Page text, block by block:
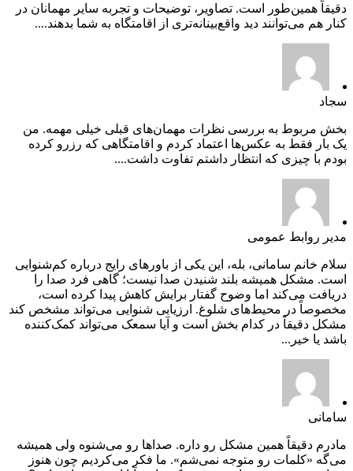
دقیقاً همین‌طور است. تصاویر، توضیحات و تجربه سایر مهمانان در
کنار هم می‌توانند دید واقع‌بینانه‌تری از اقامتگاه به شما بدهند....
سجاد
بخش مربوط به بررسی نظرات مهمان‌های قبلی خیلی مهمه. من
یک بار فقط به عکس‌ها اعتماد کردم و اقامتگاهی که رزرو کرده
بودم با چیزی که انتظار داشتم تفاوت داشت....
مدیر روابط عمومی
سلام خانم سامانی، بله، این یکی از باورهای رایج درباره کم‌شنوایی
است. مشکل همیشه بلند شنیدن صدا نیست؛ گاهی فرد صدا را
دریافت می‌کند اما وضوح گفتار برایش کاهش پیدا کرده است،
مخصوصاً در محیط‌های شلوغ. ارزیابی شنوایی می‌تواند مشخص کند
مشکل دقیقاً در کدام بخش است و آیا سمعک می‌تواند کمک‌کننده
باشد یا خیر...
سامانی
مادرم دقیقاً همین مشکل رو داره. صداها رو می‌شنوه ولی همیشه
می‌گه «کلمات رو متوجه نمی‌شم». ما فکر می‌کردیم چون هنوز